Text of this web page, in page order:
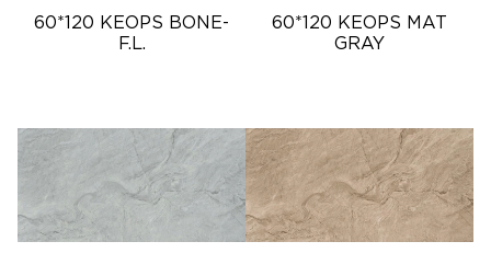
60*120 KEOPS BONE-
F.L.
60*120 KEOPS MAT
GRAY